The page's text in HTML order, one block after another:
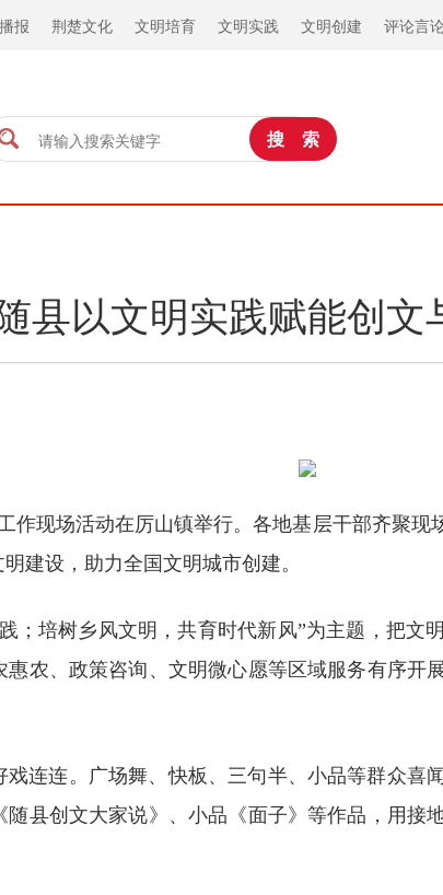
报 荆楚文化 文明培育 文明实践 文明创建 评论言
县以文明实践赋能创文
作现场活动在厉山镇举行。各地基层干部齐聚
建设，助力全国文明城市创建。
；培树乡风文明，共育时代新风”为主题，把
农、政策咨询、文明微心愿等区域服务有序
连连。广场舞、快板、三句半、小品等群众喜
县创文大家说》、小品《面子》等作品，用